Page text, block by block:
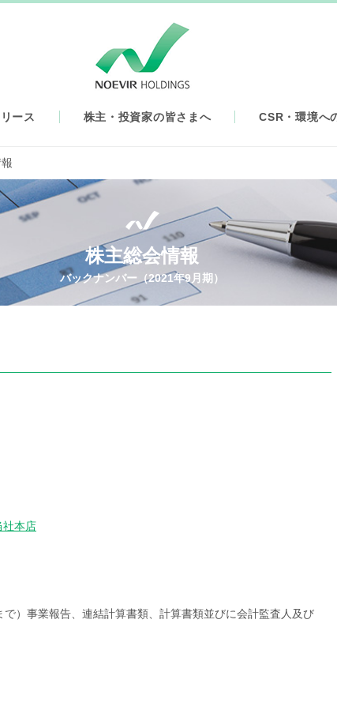
ース 株主・投資家の皆さまへ CSR・環境へ
株主総会情報
バックナンバー（2021年9月期）
社本店
）事業報告、連結計算書類、計算書類並びに会計監査人及び